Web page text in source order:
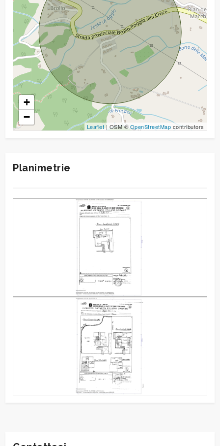
+
−
Leaflet| OSM ©OpenStreetMap contributors
Planimetrie
Giardino
Posto auto/Box
Balcone/Terrazzo
Ascensore
Nuova costruzione